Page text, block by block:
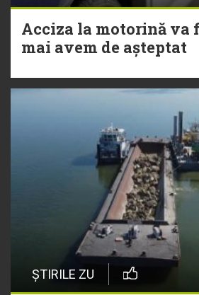
Acciza la motorină va
mai avem de așteptat
ȘTIRILE ZU